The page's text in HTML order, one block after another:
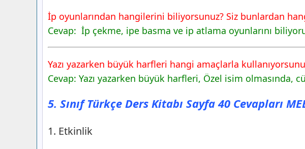
5. Sınıf Türkçe Ders Kitabı Sayfa 41 Cevapları MEB
3. Etkinlik
4. Etkinlik
5. Sınıf Türkçe Ders Kitabı Sayfa 42 Cevapları MEB
Konuşalım
5. Sınıf Türkçe Ders Kitabı Sayfa 43 Cevapları MEB
5. Sınıf Türkçe Ders Kitabı Sayfa 44 Cevapları MEB Yayınları
İp oyunlarından hangilerini biliyorsunuz? Siz bunlardan
Cevap: İp çekme, ipe basma ve ip atlama oyunlarını
Yazı yazarken büyük harfleri hangi amaçlarla
Cevap: Yazı yazarken büyük harfleri, Özel isim olmasında,
5. Sınıf Türkçe Ders Kitabı Sayfa 40 Cevapları
1. Etkinlik